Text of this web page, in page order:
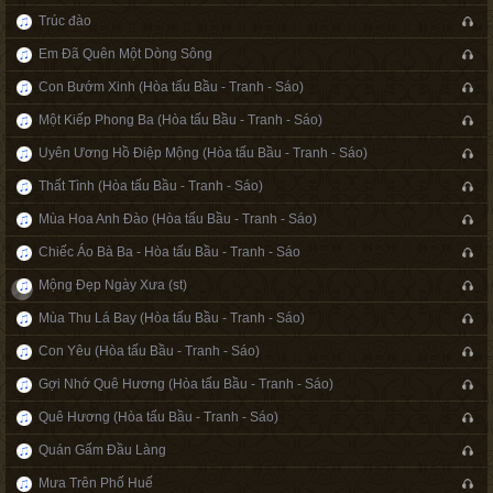
Trúc đào
Em Đã Quên Một Dòng Sông
Con Bướm Xinh (Hòa tấu Bầu - Tranh - Sáo)
Một Kiếp Phong Ba (Hòa tấu Bầu - Tranh - Sáo)
Uyên Ương Hồ Điệp Mộng (Hòa tấu Bầu - Tranh - Sáo)
Thất Tình (Hòa tấu Bầu - Tranh - Sáo)
Mùa Hoa Anh Đào (Hòa tấu Bầu - Tranh - Sáo)
Chiếc Áo Bà Ba - Hòa tấu Bầu - Tranh - Sáo
Mộng Đẹp Ngày Xưa (st)
Mùa Thu Lá Bay (Hòa tấu Bầu - Tranh - Sáo)
Con Yêu (Hòa tấu Bầu - Tranh - Sáo)
Gợi Nhớ Quê Hương (Hòa tấu Bầu - Tranh - Sáo)
Quê Hương (Hòa tấu Bầu - Tranh - Sáo)
Quán Gấm Đầu Làng
Mưa Trên Phố Huế